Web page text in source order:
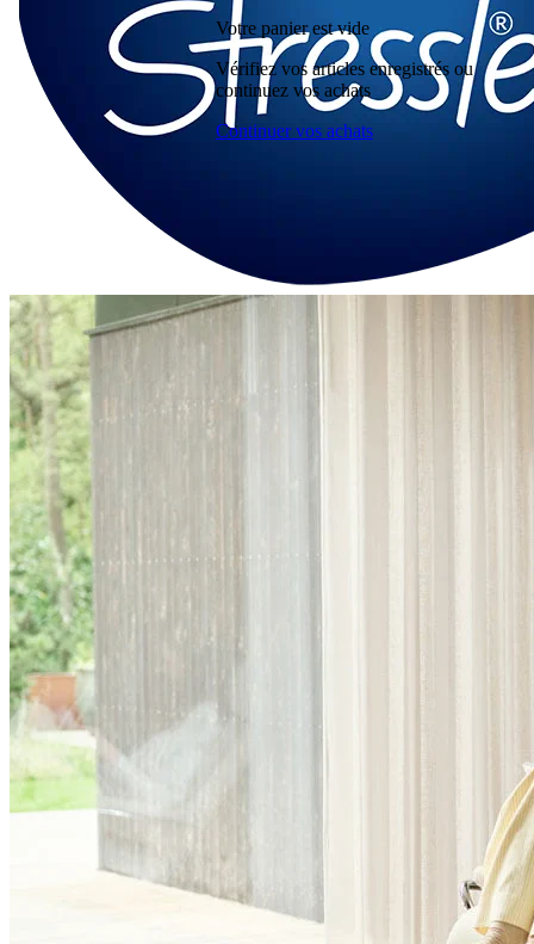
Votre panier est vide
Vérifiez vos articles enregistrés ou
continuez vos achats
Continuer vos achats